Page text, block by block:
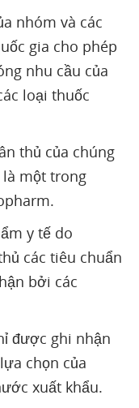
nhóm và các
gia cho phép
nhu cầu của
loại thuốc
thủ của chúng
một trong
y tế do
các tiêu chuẩn
bởi các
được ghi nhận
chọn của
xuất khẩu.